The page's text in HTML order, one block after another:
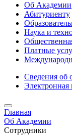
Об Академии
Абитуриенту
Наука и
Платные
Сведения об
Электронная
Главная
Об Академии
Сотрудники